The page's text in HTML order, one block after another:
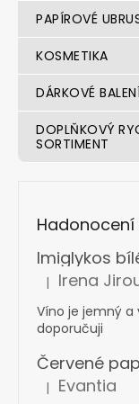
PAPÍROVÉ
KOSMETIKA
DÁRKOVÉ
DOPLŇKOVÝ
SORTIMENT
Hodnocení
| Irena
Víno je jemný
doporučuji
Hodnocení
| Evantia